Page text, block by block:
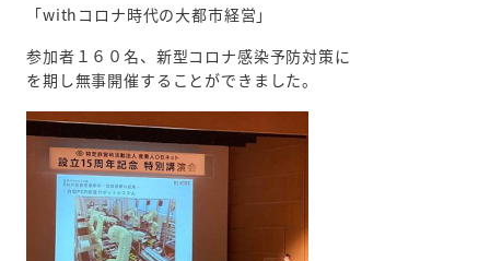
「withコロナ時代の大都市経営」
参加者１６０名、新型コロナ感染予防対策に
を期し無事開催することができました。